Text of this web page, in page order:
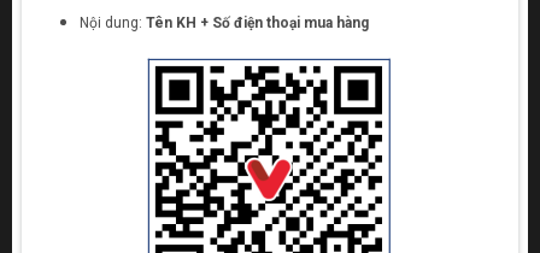
Nội dung: Tên KH + Số điện thoại mua hàng